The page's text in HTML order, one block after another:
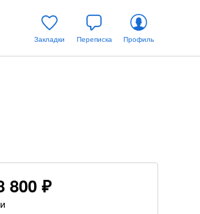
Закладки Переписка Профиль
800 ₽